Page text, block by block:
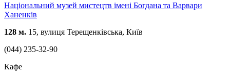
Національний музей мистецтв імені Богдана та Варвари
Ханенків
128 м. 15, вулиця Терещенківська, Київ
(044) 235-32-90
Кафе